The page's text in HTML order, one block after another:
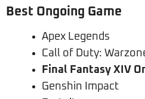
Best Ongoing Game
Apex Legends
Call of Duty:
Final Fantasy XIV
Genshin Impact